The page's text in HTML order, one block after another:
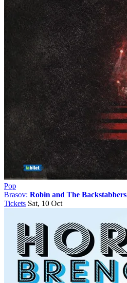
Pop
Brasov: Robin and The Backstabbers
Tickets Sat, 10 Oct